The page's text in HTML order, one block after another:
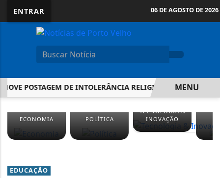
ENTRAR 06 DE AGOSTO DE 2026
POSTAGEM DE INTOLERÂNCIA RELIGIOSA APÓS AÇÃO DA
MENU
ECONOMIA POLÍTICA
TECNOLOGIA &
INOVAÇÃO
EDUCAÇÃO